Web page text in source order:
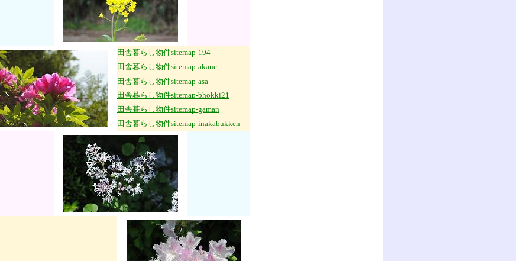
田舎暮らし物件sitemap-194
田舎暮らし物件sitemap-akane
田舎暮らし物件sitemap-asa
田舎暮らし物件sitemap-bhokki21
田舎暮らし物件sitemap-gaman
田舎暮らし物件sitemap-inakabukken